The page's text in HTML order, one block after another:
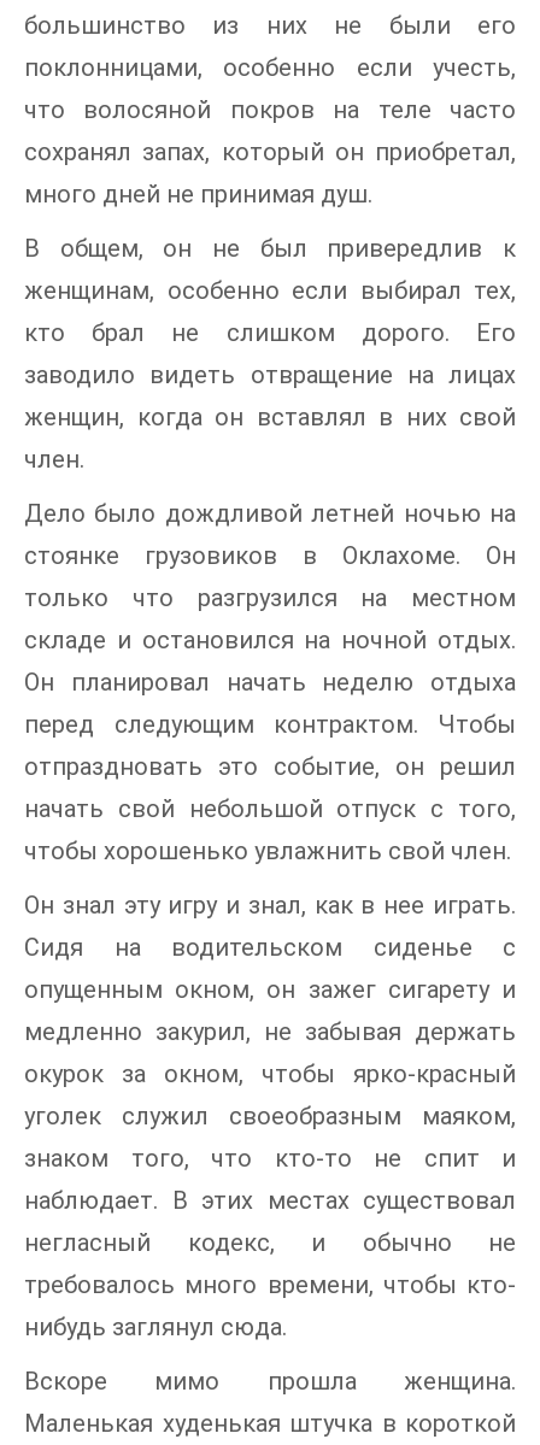
большинство из них не были его
поклонницами, особенно если учесть,
что волосяной покров на теле часто
сохранял запах, который он приобретал,
много дней не принимая душ.
В общем, он не был привередлив к
женщинам, особенно если выбирал тех,
кто брал не слишком дорого. Его
заводило видеть отвращение на лицах
женщин, когда он вставлял в них свой
член.
Дело было дождливой летней ночью на
стоянке грузовиков в Оклахоме. Он
только что разгрузился на местном
складе и остановился на ночной отдых.
Он планировал начать неделю отдыха
перед следующим контрактом. Чтобы
отпраздновать это событие, он решил
начать свой небольшой отпуск с того,
чтобы хорошенько увлажнить свой член.
Он знал эту игру и знал, как в нее играть.
Сидя на водительском сиденье с
опущенным окном, он зажег сигарету и
медленно закурил, не забывая держать
окурок за окном, чтобы ярко-красный
уголек служил своеобразным маяком,
знаком того, что кто-то не спит и
наблюдает. В этих местах существовал
негласный кодекс, и обычно не
требовалось много времени, чтобы кто-
нибудь заглянул сюда.
Вскоре мимо прошла женщина.
Маленькая худенькая штучка в короткой